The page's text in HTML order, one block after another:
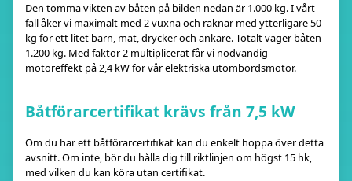
Den tomma vikten av båten på bilden nedan är 1.000 kg. I vårt
fall åker vi maximalt med 2 vuxna och räknar med ytterligare 50
kg för ett litet barn, mat, drycker och ankare. Totalt väger båten
1.200 kg. Med faktor 2 multiplicerat får vi nödvändig
motoreffekt på 2,4 kW för vår elektriska utombordsmotor.
Båtförarcertifikat krävs från 7,5 kW
Om du har ett båtförarcertifikat kan du enkelt hoppa över detta
avsnitt. Om inte, bör du hålla dig till riktlinjen om högst 15 hk,
med vilken du kan köra utan certifikat.